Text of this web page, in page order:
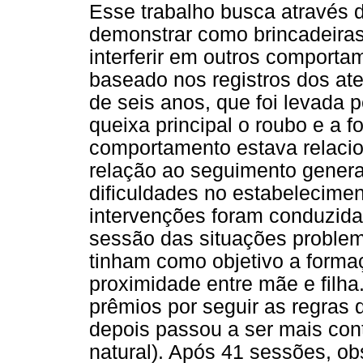
Esse trabalho busca através
demonstrar como
interferir em outros
baseado nos registros dos
de seis anos, que foi levada
queixa principal o roubo e a
comportamento estava
relação ao seguimento
dificuldades no
intervenções foram
sessão das situações
tinham como objetivo a
proximidade entre mãe e
prêmios por seguir as regras
depois passou a ser mais
natural). Após 41 sessões,